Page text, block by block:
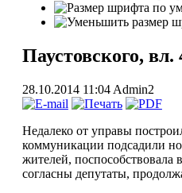
Паустовского,
28.10.2014 11:04 Admin2
Недалеко от управы
коммуникации подсадили
жителей,
согласны депутаты,